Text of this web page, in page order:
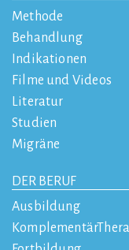
Methode
Behandlung
Indikationen
Filme und Videos
Literatur
Studien
Migräne
DER BERUF
Ausbildung